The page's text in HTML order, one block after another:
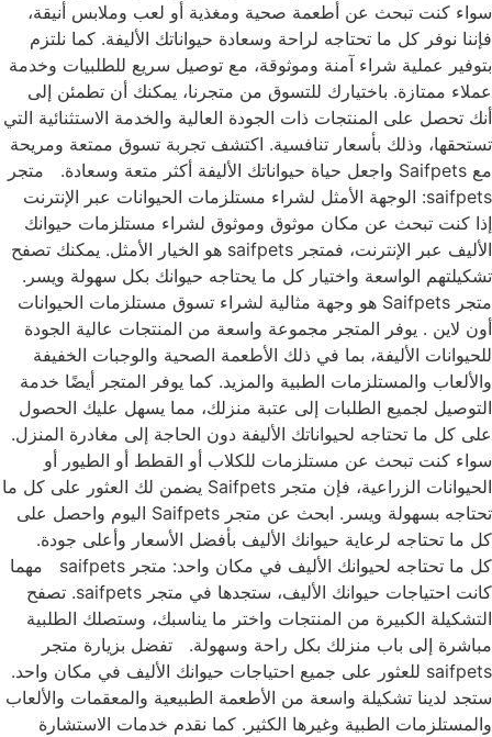
سواء كنت تبحث عن أطعمة صحية ومغذية أو لعب وملابس أنيقة،
فإننا نوفر كل ما تحتاجه لراحة وسعادة حيواناتك الأليفة. كما نلتزم
بتوفير عملية شراء آمنة وموثوقة، مع توصيل سريع للطلبيات وخدمة
عملاء ممتازة. باختيارك للتسوق من متجرنا، يمكنك أن تطمئن إلى
أنك تحصل على المنتجات ذات الجودة العالية والخدمة الاستثنائية التي
تستحقها، وذلك بأسعار تنافسية. اكتشف تجربة تسوق ممتعة ومريحة
مع Saifpets واجعل حياة حيواناتك الأليفة أكثر متعة وسعادة. متجر
saifpets: الوجهة الأمثل لشراء مستلزمات الحيوانات عبر الإنترنت
إذا كنت تبحث عن مكان موثوق وموثوق لشراء مستلزمات حيوانك
الأليف عبر الإنترنت، فمتجر saifpets هو الخيار الأمثل. يمكنك تصفح
تشكيلتهم الواسعة واختيار كل ما يحتاجه حيوانك بكل سهولة ويسر.
متجر Saifpets هو وجهة مثالية لشراء تسوق مستلزمات الحيوانات
أون لاين . يوفر المتجر مجموعة واسعة من المنتجات عالية الجودة
للحيوانات الأليفة، بما في ذلك الأطعمة الصحية والوجبات الخفيفة
والألعاب والمستلزمات الطبية والمزيد. كما يوفر المتجر أيضًا خدمة
التوصيل لجميع الطلبات إلى عتبة منزلك، مما يسهل عليك الحصول
على كل ما تحتاجه لحيواناتك الأليفة دون الحاجة إلى مغادرة المنزل.
سواء كنت تبحث عن مستلزمات للكلاب أو القطط أو الطيور أو
الحيوانات الزراعية، فإن متجر Saifpets يضمن لك العثور على كل ما
تحتاجه بسهولة ويسر. ابحث عن متجر Saifpets اليوم واحصل على
كل ما تحتاجه لرعاية حيوانك الأليف بأفضل الأسعار وأعلى جودة.
كل ما تحتاجه لحيوانك الأليف في مكان واحد: متجر saifpets مهما
كانت احتياجات حيوانك الأليف، ستجدها في متجر saifpets. تصفح
التشكيلة الكبيرة من المنتجات واختر ما يناسبك، وستصلك الطلبية
مباشرة إلى باب منزلك بكل راحة وسهولة. تفضل بزيارة متجر
saifpets للعثور على جميع احتياجات حيوانك الأليف في مكان واحد.
ستجد لدينا تشكيلة واسعة من الأطعمة الطبيعية والمعقمات والألعاب
والمستلزمات الطبية وغيرها الكثير. كما نقدم خدمات الاستشارة